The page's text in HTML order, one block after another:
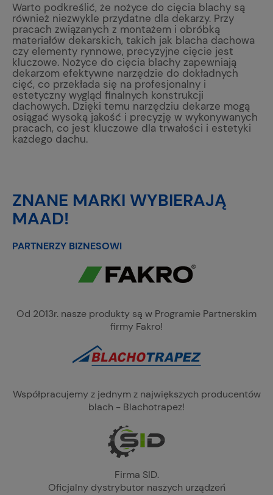
Warto podkreślić, że nożyce do cięcia blachy są
również niezwykle przydatne dla dekarzy. Przy
pracach związanych z montażem i obróbką
materiałów dekarskich, takich jak blacha dachowa
czy elementy rynnowe, precyzyjne cięcie jest
kluczowe. Nożyce do cięcia blachy zapewniają
dekarzom efektywne narzędzie do dokładnych
cięć, co przekłada się na profesjonalny i
estetyczny wygląd finalnych konstrukcji
dachowych. Dzięki temu narzędziu dekarze mogą
osiągać wysoką jakość i precyzję w wykonywanych
pracach, co jest kluczowe dla trwałości i estetyki
każdego dachu.
ZNANE MARKI WYBIERAJĄ
MAAD!
PARTNERZY BIZNESOWI
Od 2013r. nasze produkty są w Programie Partnerskim
firmy Fakro!
Współpracujemy z jednym z największych producentów
blach - Blachotrapez!
Firma SID.
Oficjalny dystrybutor naszych urządzeń